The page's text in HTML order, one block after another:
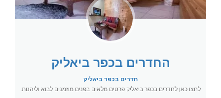
החדרים בכפר ביאליק
חדרים בכפר ביאליק
לחצו כאן לחדרים בכפר ביאליק פרטים מלאים בפנים מוזמנים לבוא וליהנות.